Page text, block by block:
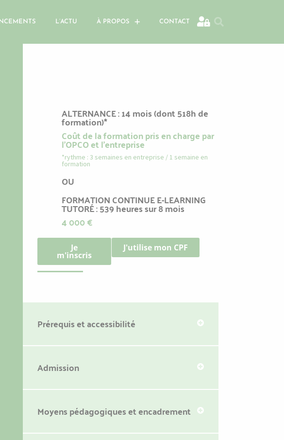
L’ACTU À PROPOS CONTACT
ALTERNANCE : 14 mois (dont 518h de
formation)*
Coût de la formation pris en charge par
l'OPCO et l'entreprise
*rythme : 3 semaines en entreprise / 1 semaine en
formation
OU
FORMATION CONTINUE E-LEARNING
TUTORÉ : 539 heures sur 8 mois
4 000 €
Je
m'inscris
J'utilise mon CPF
Prérequis et accessibilité
Admission
Moyens pédagogiques et encadrement